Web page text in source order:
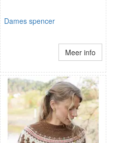
Dames spencer
Meer info